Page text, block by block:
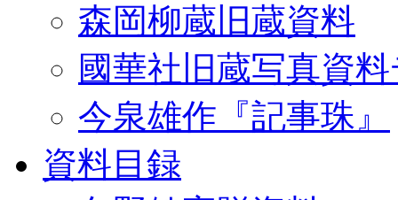
森岡柳蔵旧蔵資料
國華社旧蔵写真資
今泉雄作『記事珠』
資料目録